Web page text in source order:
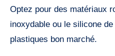
Optez pour des matériaux
inoxydable ou le silicone
plastiques bon marché.